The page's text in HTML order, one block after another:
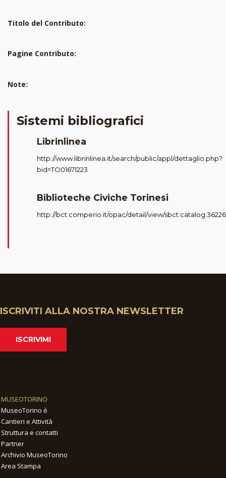
Titolo del Contributo:
Pagine Contributo:
Note:
Sistemi bibliografici
Librinlinea
http://www.librinlinea.it/search/public/appl/dettaglio.php?
bid=TO01671223
Biblioteche Civiche Torinesi
http://bct.comperio.it/opac/detail/view/
ISCRIVITI ALLA NOSTRA NEWSLETTER
ISCRIVIMI
MUSEOTORINO
MuseoTorino è
Cantieri e Attività
Struttura e contatti
Partner
Archivio MuseoTorino
Area Stampa